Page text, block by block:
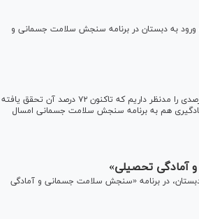
به دبستان در برنامه سنجش سلامت جسمانی و
رئیس سازمان آموزش و پرورش استثنایی کشور،گفت: برای سال ۱۴۰۰ نیز پوشش ۹۹ درصدی را مدنظر داریم که تاکنون ۷۲ درصد آن تحقق یافته
هم به برنامه سنجش سلامت جسمانی امسال
۷۰ درصد نوآموزان بدو ورود به دبستان، در برنامه «سنجش سلامت جسمانی و آمادگی